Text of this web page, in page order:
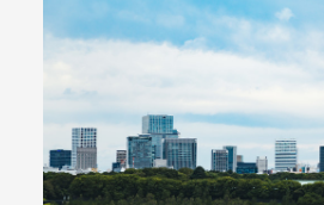
代表メッセージ
まずは無料で相談